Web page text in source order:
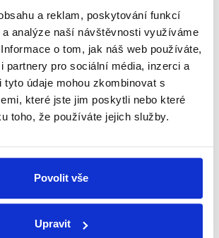
a reklam, poskytování funkcí
analýze naší návštěvnosti využíváme
o tom, jak náš web používáte,
partnery pro sociální média, inzerci a
tyto údaje mohou zkombinovat s
které jste jim poskytli nebo které
toho, že používáte jejich služby.
Povolit vše
Upravit
ujít nejnovější události
Sdílením našich
podpoříte naši